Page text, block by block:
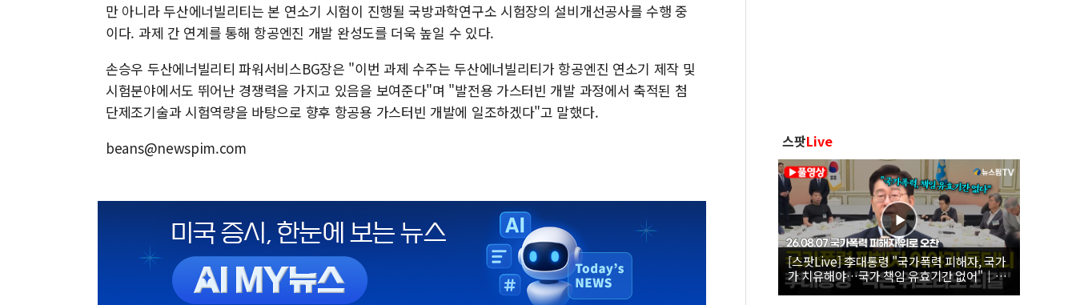
만 아니라 두산에너빌리티는 본 연소기 시험이 진행될 국방과학연구소 시험장의 설비개선공사를 수행 중
이다. 과제 간 연계를 통해 항공엔진 개발 완성도를 더욱 높일 수 있다.
손승우 두산에너빌리티 파워서비스BG장은 "이번 과제 수주는 두산에너빌리티가 항공엔진 연소기 제작 및
시험분야에서도 뛰어난 경쟁력을 가지고 있음을 보여준다"며 "발전용 가스터빈 개발 과정에서 축적된 첨
단제조기술과 시험역량을 바탕으로 향후 항공용 가스터빈 개발에 일조하겠다"고 말했다.
beans@newspim.com
스팟Live
[스팟Live] 李대통령 "국가폭력 피해자, 국가
가 치유해야…국가 책임 유효기간 없어"｜
26.08.07 국가폭력 피해자 위로 오찬